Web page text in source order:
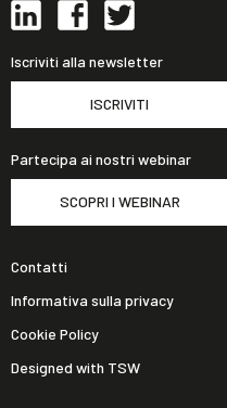
Iscriviti alla newsletter
ISCRIVITI
Partecipa ai nostri webinar
SCOPRI I WEBINAR
Contatti
Informativa sulla privacy
Cookie Policy
Designed with TSW